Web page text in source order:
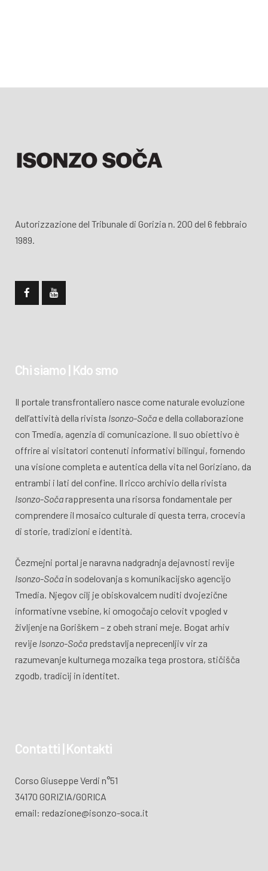
Autorizzazione del Tribunale di Gorizia n. 200 del 6 febbraio
1989.
Chi siamo | Kdo smo
Il portale transfrontaliero nasce come naturale evoluzione
dell’attività della rivista Isonzo-Sočae della collaborazione
con Tmedia, agenzia di comunicazione. Il suo obiettivo è
offrire ai visitatori contenuti informativi bilingui, fornendo
una visione completa e autentica della vita nel Goriziano, da
entrambi i lati del confine. Il ricco archivio della rivista
Isonzo-Sočarappresenta una risorsa fondamentale per
comprendere il mosaico culturale di questa terra, crocevia
di storie, tradizioni e identità.
Čezmejni portal je naravna nadgradnja dejavnosti revije
Isonzo-Soča in sodelovanja s komunikacijsko agencijo
Tmedia. Njegov cilj je obiskovalcem nuditi dvojezične
informativne vsebine, ki omogočajo celovit vpogled v
življenje na Goriškem – z obeh strani meje. Bogat arhiv
revije Isonzo-Soča predstavlja neprecenljiv vir za
razumevanje kulturnega mozaika tega prostora, stičišča
zgodb, tradicij in identitet.
Contatti | Kontakti
Corso Giuseppe Verdi n°51
34170 GORIZIA/GORICA
email: redazione@isonzo-soca.it